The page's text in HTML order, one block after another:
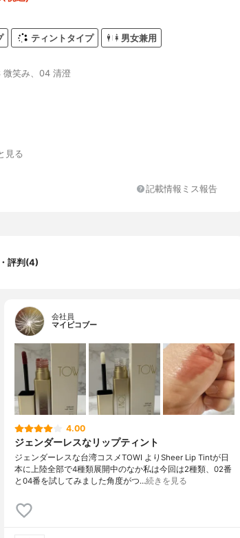
ティントタイプ 男女兼用
笑み、04 清澄
見る
記載情報ミス報告
評判(4)
会社員
マイピコブー
4.00
ジェンダーレスなリップティント
ジェンダーレスな台湾コスメTOWI よりSheer Lip Tintが日
本に上陸全部で4種類展開中のなか私は今回は2種類、02番
と04番を試してみました角度がつ…続きを見る